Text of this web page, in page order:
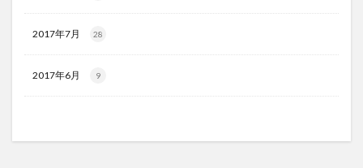
2017年7月 28
2017年6月 9